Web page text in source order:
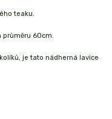
teaku.
průměru 60cm.
je tato nádherná lavice